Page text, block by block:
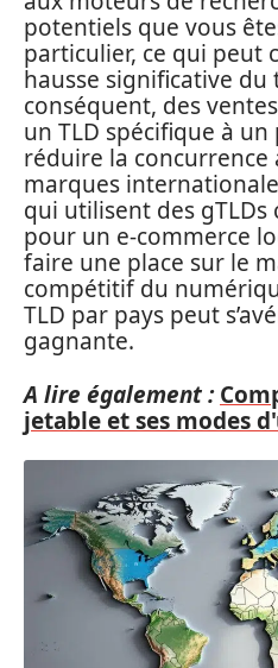
potentiels que vous
particulier, ce qui peut
hausse significative du
conséquent, des
un TLD spécifique à
réduire la concurrence
marques
qui utilisent des gTLDs
pour un e-commerce
faire une place sur le
compétitif du
TLD par pays peut
gagnante.
A lire également :
jetable et ses modes